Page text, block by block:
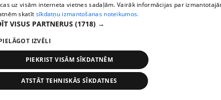
pirms 2 mēnešiem, 3 nedēļām
Samta dinastija
53. epizode
uz visām interneta vietnes sadaļām. Vairāk informācijas par
skatīt sīkdatņu izmantošanas noteikumos.
VISUS PARTNERUS (1718) →
IZVĒLI
PIEKRIST VISĀM SĪKDATNĒM
ATSTĀT TEHNISKĀS SĪKDATNES